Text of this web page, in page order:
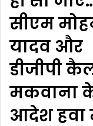
सीएम
यादव और
डीजीपी
मकवाना
आदेश हवा